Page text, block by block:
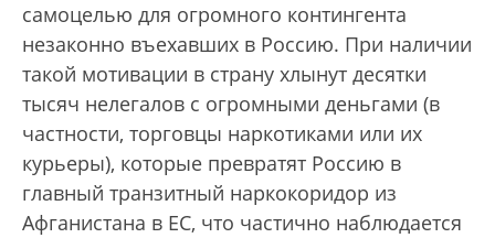
самоцелью для огромного контингента
незаконно въехавших в Россию. При наличии
такой мотивации в страну хлынут десятки
тысяч нелегалов с огромными деньгами (в
частности, торговцы наркотиками или их
курьеры), которые превратят Россию в
главный транзитный наркокоридор из
Афганистана в ЕС, что частично наблюдается